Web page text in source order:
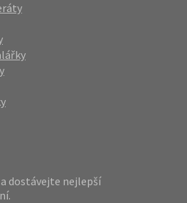
dostávejte nejlepší